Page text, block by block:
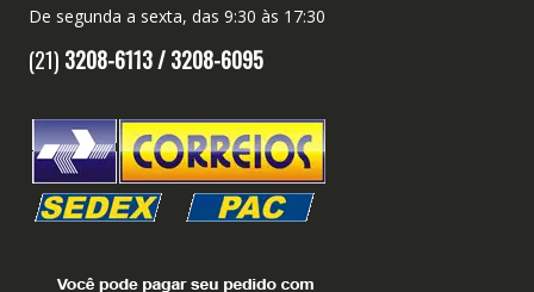
De segunda a sexta, das 9:30 às 17:30
(21) 3208-6113 /3208-6095